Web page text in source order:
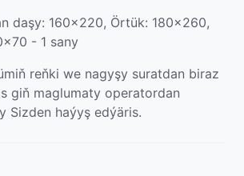
daşy: 160x220, Örtük: 180x260,
- 1 sany
reňki we nagyşy suratdan biraz
giň maglumaty operatordan
Sizden haýyş edýäris.